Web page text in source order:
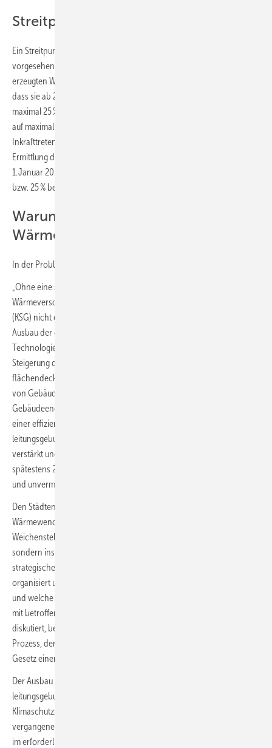
Streitpunkt Biomasse?
Ein Streitpunkt im parlamentarischen Verfahren könnte die im WPG-E
vorgesehene Begrenzung des Anteils von Biomasse an der jährlich
erzeugten Wärmemenge in Wärmenetzen sein. Aktuell ist vorgesehen,
dass sie ab 2045 in Wärmenetzen mit einer Länge von 20 bis 50 km auf
maximal 25 % und in Wärmenetzen mit einer Länge von mehr als 50 km
auf maximal 15 % zu begrenzen ist (bestehende Anlagen, die vor dem
Inkrafttreten des WPG im Dauerbetrieb waren, bleiben bei der
Ermittlung des Anteils unberücksichtigt). Für neue Wärmenetze ab dem
1. Januar 2024 wird der Biomasseanteil im WPG-E bereits auf 35 %
bzw. 25 % begrenzt.
Warum ist ein
Wärmeplanungsgesetz erforderlich?
In der Problem- und Zielbeschreibung zum WPG-E) heißt es:
„Ohne eine signifikante Reduktion der Treibhausgasemissionen in der
Wärmeversorgung werden die Ziele des Bundes-Klimaschutzgesetzes
(KSG) nicht erreicht werden. Hierfür sind ein erheblich beschleunigter
Ausbau der erneuerbaren Energien und anderer klimaneutraler
Technologien in der Wärmeversorgung und eine signifikante
Steigerung der Energieeffizienz notwendig. Neben der notwendigen
flächendeckenden Umstellung der dezentralen Wärmeversorgung
von Gebäuden auf erneuerbare Energien, die insbesondere mit dem
Gebäudeenergiegesetz (GEG) erreicht werden soll, ist als zweite Säule
einer effizienten und treibhausgasneutralen Wärmeversorgung die
leitungsgebundene Wärmeversorgung über Wärmenetze weiter
verstärkt und beschleunigt auszubauen und sind Wärmenetze bis
spätestens 2045 vollständig auf die Nutzung erneuerbarer Energien
und unvermeidbarer Abwärme umzustellen.“
Den Städten und Gemeinden kommt für das Gelingen der
Wärmewende eine entscheidende Rolle zu. Die relevanten
Weichenstellungen werden nicht nur auf Bundes- und Landesebene,
sondern insbesondere vor Ort getroffen. Die langfristigen und
strategischen Entscheidungen darüber, wie die Wärmeversorgung
organisiert und in Richtung Treibhausgasneutralität transformiert wird
und welche Infrastrukturen dazu notwendig sind, müssen vorbereitet,
mit betroffenen Bürgerinnen und Bürgern sowie Unternehmen
diskutiert, beschlossen und anschließend umgesetzt werden. Dieser
Prozess, der als Wärmeplanung bezeichnet wird, soll mit diesem
Gesetz einen einheitlichen Rahmen erhalten.
Der Ausbau der Fernwärme und die Dekarbonisierung der
leitungsgebundenen Wärmeversorgung sind für eine Erreichung der
Klimaschutzziele des Bundes von herausragender Bedeutung. In den
vergangenen Jahren sind die hierzu notwendigen Investitionen nicht
im erforderlichen Umfang getätigt worden. Allein die Förderung und